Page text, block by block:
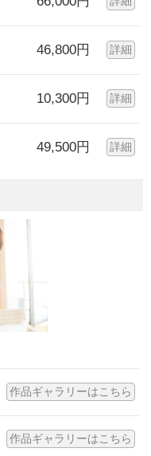
46,800円 詳細
10,300円 詳細
49,500円 詳細
作品ギャラリーはこちら
作品ギャラリーはこちら